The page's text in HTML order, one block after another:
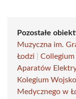
Pozostałe
Muzyczna im.
Łodzi
Aparatów
Kolegium
Medycznego w